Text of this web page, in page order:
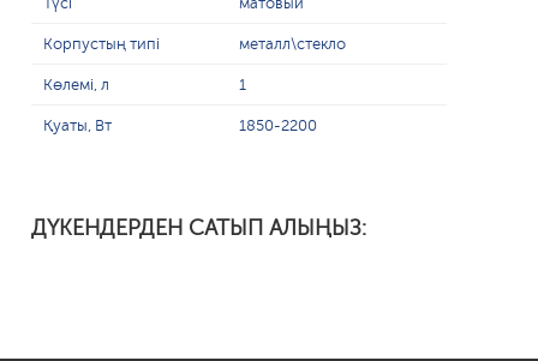
Корпустың типі металл\стекло
Көлемі, л 1
Қуаты, Вт 1850-2200
ДҮКЕНДЕРДЕН САТЫП АЛЫҢЫЗ: